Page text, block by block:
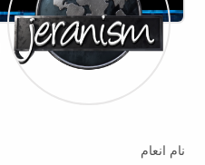
نام انعام